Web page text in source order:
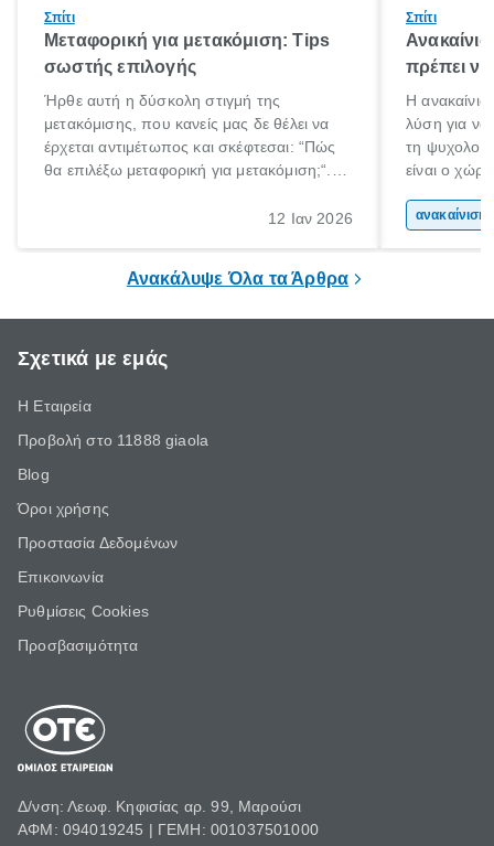
Σπίτι
Μεταφορική για μετακόμιση: Tips
σωστής επιλογής
Ήρθε αυτή η δύσκολη στιγμή της
μετακόμισης, που κανείς μας δε θέλει να
έρχεται αντιμέτωπος και σκέφτεσαι: “Πώς
θα επιλέξω μεταφορική για μετακόμιση;“.
ξεκινάς τις απαραίτητες ετοιμασίες,12 Ιαν 2026
Σπίτι
πρέπει να
Η
λύση για να
τη
είναι ο
Επομένως,
Ανακάλυψε Όλα τα Άρθρα
Σχετικά με εμάς
Η Εταιρεία
Προβολή στο 11888 giaola
Blog
Όροι χρήσης
Προστασία Δεδομένων
Επικοινωνία
Ρυθμίσεις Cookies
Προσβασιμότητα
Δ/νση: Λεωφ. Κηφισίας αρ. 99, Μαρούσι
ΑΦΜ: 094019245 | ΓΕΜΗ: 001037501000